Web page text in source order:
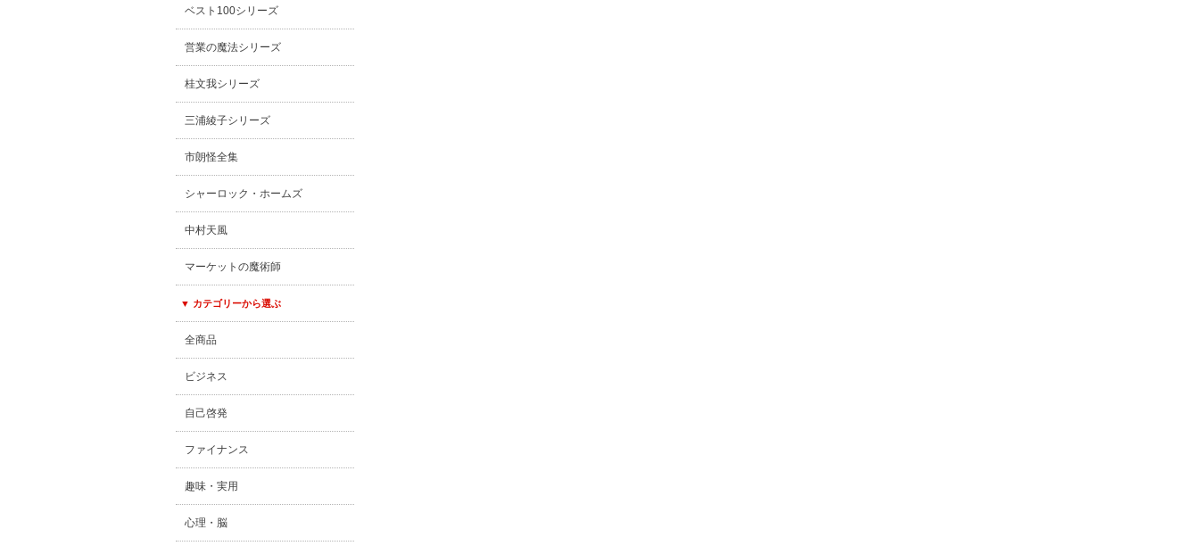
ベスト100シリーズ
営業の魔法シリーズ
桂文我シリーズ
三浦綾子シリーズ
市朗怪全集
シャーロック・ホームズ
中村天風
マーケットの魔術師
▼ カテゴリーから選ぶ
全商品
ビジネス
自己啓発
ファイナンス
趣味・実用
心理・脳